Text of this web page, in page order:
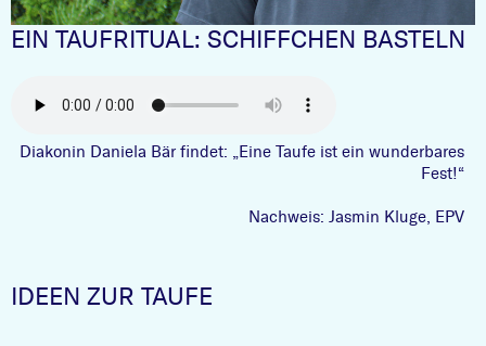
EIN TAUFRITUAL: SCHIFFCHEN BASTELN
Diakonin Daniela Bär findet: „Eine Taufe ist ein wunderbares
Fest!“
Nachweis: Jasmin Kluge, EPV
IDEEN ZUR TAUFE